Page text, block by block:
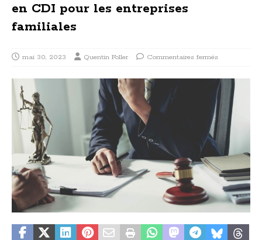
en CDI pour les entreprises
familiales
mai 30, 2023 Quentin Foller Commentaires fermés